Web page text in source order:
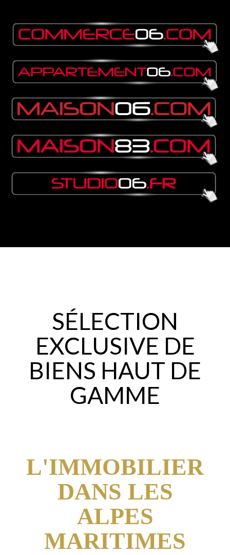
SÉLECTION
EXCLUSIVE DE
BIENS HAUT DE
GAMME
L'IMMOBILIER
DANS LES
ALPES
MARITIMES